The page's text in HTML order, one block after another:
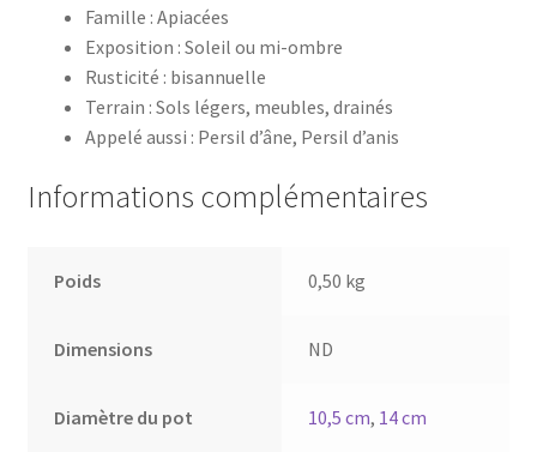
Famille : Apiacées
Exposition : Soleil ou mi-ombre
Rusticité : bisannuelle
Terrain : Sols légers, meubles, drainés
Appelé aussi : Persil d’âne, Persil d’anis
Informations complémentaires
Poids 0,50 kg
Dimensions ND
Diamètre du pot 10,5 cm, 14 cm